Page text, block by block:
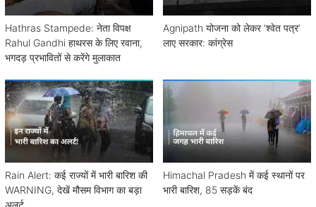
Hathras Stampede: नेता विपक्ष
Rahul Gandhi हाथरस के लिए रवाना,
भगदड़ प्रभावितों से करेंगे मुलाकात
Agnipath योजना को लेकर ‘श्वेत पत्र’
लाए सरकार: कांग्रेस
Rain Alert: कई राज्यों में भारी बारिश की
WARNING, देखें मौसम विभाग का बड़ा
Himachal Pradesh में कई स्थानों पर
भारी बारिश, 85 सड़कें बंद